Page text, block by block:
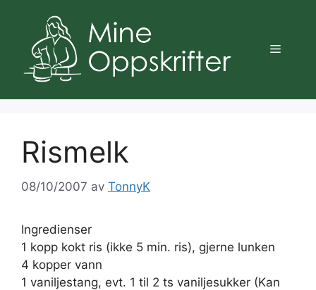
innhold
Meny
Rismelk
08/10/2007 av TonnyK
Ingredienser
1 kopp kokt ris (ikke 5 min. ris), gjerne lunken
4 kopper vann
1 vaniljestang, evt. 1 til 2 ts vaniljesukker (Kan